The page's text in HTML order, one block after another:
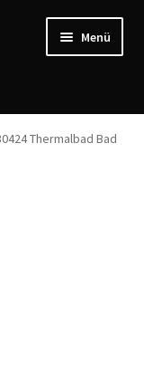
Menü
Thermalbad Bad